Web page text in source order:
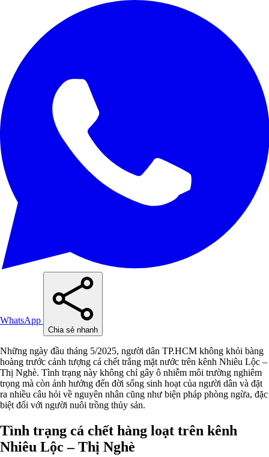
WhatsApp
Chia sẻ nhanh
Những ngày đầu tháng 5/2025, người dân TP.HCM không khỏi bàng
hoàng trước cảnh tượng cá chết trắng mặt nước trên kênh Nhiêu Lộc –
Thị Nghè. Tình trạng này không chỉ gây ô nhiễm môi trường nghiêm
trọng mà còn ảnh hưởng đến đời sống sinh hoạt của người dân và đặt
ra nhiều câu hỏi về nguyên nhân cũng như biện pháp phòng ngừa, đặc
biệt đối với người nuôi trồng thủy sản.
Tình trạng cá chết hàng loạt trên kênh
Nhiêu Lộc – Thị Nghè